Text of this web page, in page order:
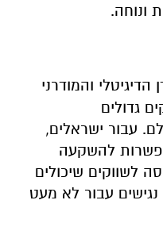
ונוחה.
הדיגיטלי והמודרני
גדולים
עבור ישראלים,
להשקעה
לשווקים שיכולים
עבור לא מעט